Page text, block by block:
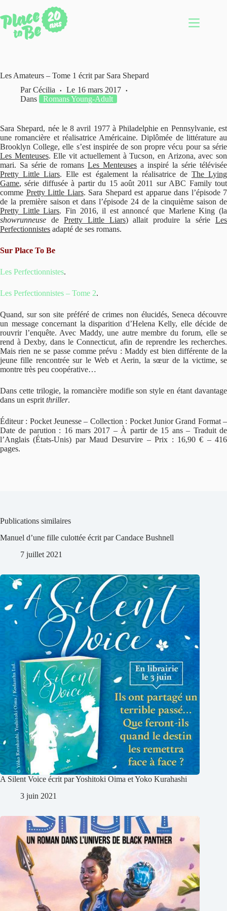
au
contenu
Les Amateurs – Tome 1 écrit par Sara Shepard
Par Cécilia Le 16 mars 2017
Dans
Romans Young-Adult
Sara Shepard, née le 8 avril 1977 à Philadelphie en Pennsylvanie, est
une romancière et réalisatrice Américaine. Diplômée de littérature au
Brooklyn College, elle s’est inspirée de son propre vécu pour sa série
Les Menteuses. Elle vit actuellement à Tucson, en Arizona, avec son
mari. Sa série de romans Les Menteuses a inspiré la série télévisée
Pretty Little Liars. Elle est également la réalisatrice de The Lying
Game, série diffusée à partir du 15 août 2011 sur ABC Family tout
comme Pretty Little Liars. Sara Shepard est apparue dans l’épisode 7
de la première saison et dans l’épisode 24 de la cinquième saison de
Pretty Little Liars. Fin 2016, il est annoncé que Marlene King (la
showrunneuse de Pretty Little Liars) allait produire la sérieLes
Perfectionnistes adapté de ses romans.
Sur Place To Be
Les Perfectionnistes.
Les Perfectionnistes – Tome 2.
Quand, sur son site préféré de crimes non élucidés, Seneca découvre
un message concernant la disparition d’Helena Kelly, elle décide de
rouvrir l’enquête. Avec Maddy, une autre membre du forum, elle se
rend à Dexby, dans le Connecticut, afin de reprendre les recherches.
Mais rien ne se passe comme prévu : Maddy est bien différente de la
jeune fille rencontrée sur le Web et Aerin, la sœur de la victime, se
montre très peu coopérative…
Dans cette trilogie, la romancière modifie son style en étant davantage
dans un esprit thriller.
Éditeur : Pocket Jeunesse – Collection : Pocket Junior Grand Format –
Date de parution : 16 mars 2017 – À partir de 15 ans – Traduit de
l’Anglais (États-Unis) par Maud Desurvire – Prix : 16,90 € – 416
pages.
Publications similaires
Manuel d’une fille culottée écrit par Candace Bushnell
7 juillet 2021
A Silent Voice écrit par Yoshitoki Oima et Yoko Kurahashi
3 juin 2021